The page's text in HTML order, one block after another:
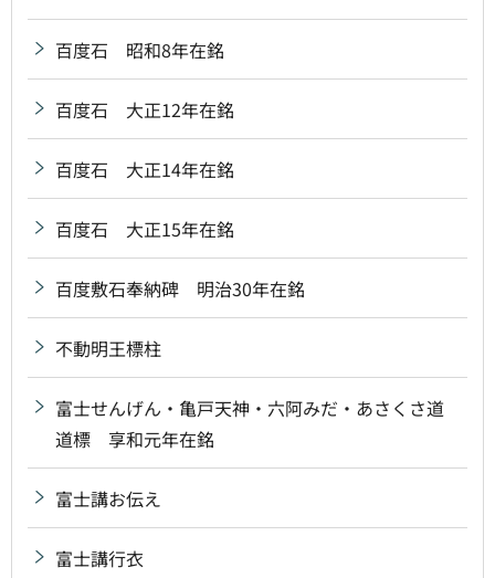
百度石 昭和8年在銘
百度石 大正12年在銘
百度石 大正14年在銘
百度石 大正15年在銘
百度敷石奉納碑 明治30年在銘
不動明王標柱
富士せんげん・亀戸天神・六阿みだ・あさくさ道
道標 享和元年在銘
富士講お伝え
富士講行衣